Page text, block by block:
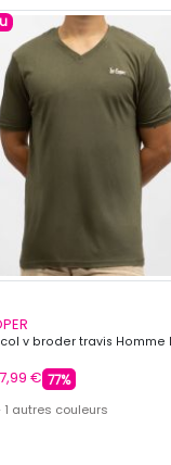
v broder travis Homme
7,99 € 77%
1 autres couleurs